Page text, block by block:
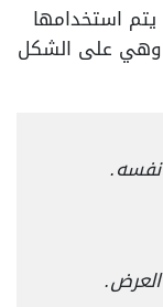
استخدامها
وهي على الشكل